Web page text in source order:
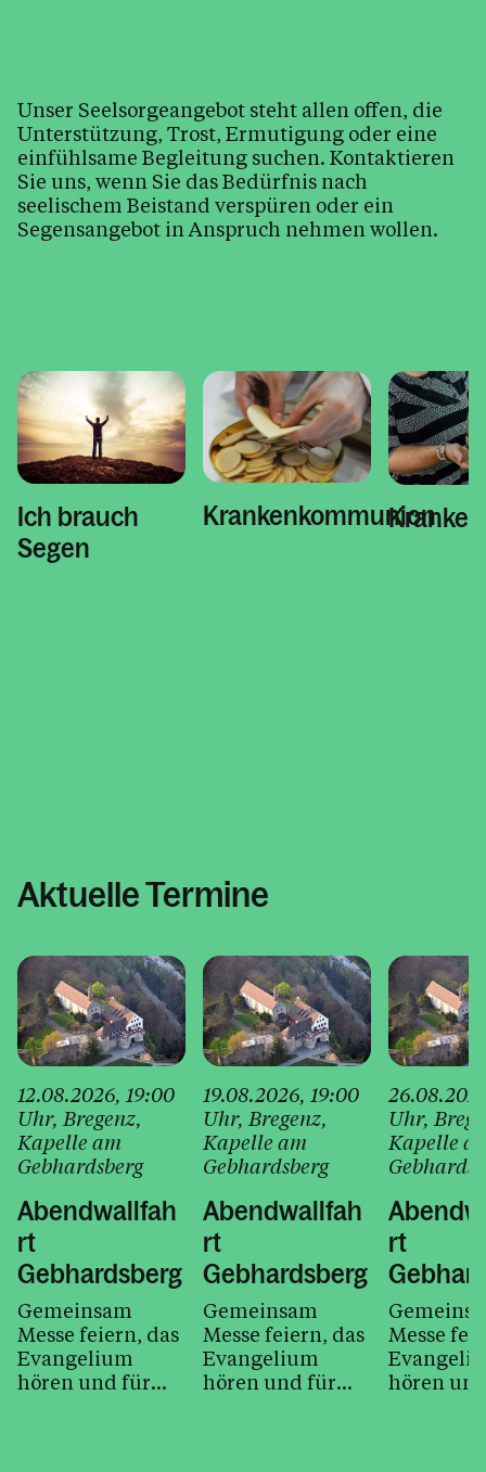
Meditationsweg "Vom Gallus zum
Gebhard"
Musik in St. Gallus
Pfarrbücherei
Bleiben Sie informiert
Personen
Unser Seelsorgeangebot steht allen offen, die
Unterstützung, Trost, Ermutigung oder eine
einfühlsame Begleitung suchen. Kontaktieren
Sie uns, wenn Sie das Bedürfnis nach
seelischem Beistand verspüren oder ein
Segensangebot in Anspruch nehmen wollen.
Ich brauch
Segen
Krankenkommunion
Aktuelle Termine
12.08.2026, 19:00
Uhr, Bregenz,
Kapelle am
Gebhardsberg
Abendwallfah
rt
Gebhardsberg
Gemeinsam
Messe feiern, das
Evangelium
hören und für
19.08.2026, 19:00
Uhr, Bregenz,
Kapelle am
Gebhardsberg
Abendwallfah
rt
Gebhardsberg
Gemeinsam
Messe feiern, das
Evangelium
hören und für
Uhr,
Kapelle
rt
Messe
hören